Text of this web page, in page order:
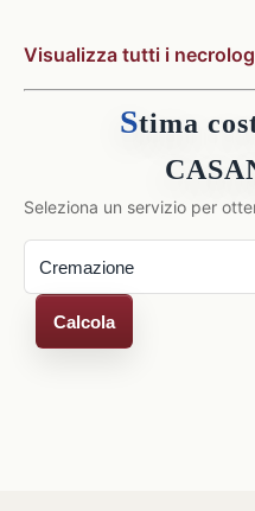
Visualizza tutti i
Stima
Seleziona un servizio per
Calcola